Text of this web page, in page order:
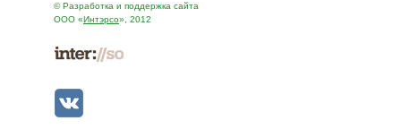
© Разработка и поддержка сайта
ООО «Интэрсо», 2012